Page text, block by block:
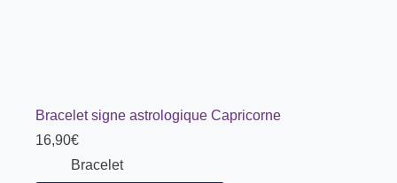
Bracelet signe astrologique Capricorne
16,90€
Bracelet